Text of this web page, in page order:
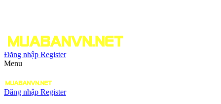
Đăng nhập Register
Menu
Đăng nhập Register